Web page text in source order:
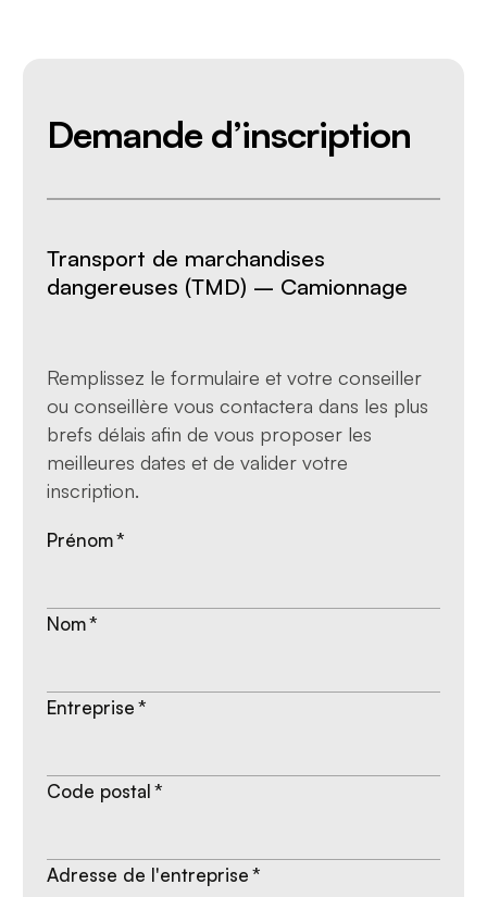
Demande d’inscription
Transport de marchandises
dangereuses (TMD) – Camionnage
Remplissez le formulaire et votre conseiller
ou conseillère vous contactera dans les plus
brefs délais afin de vous proposer les
meilleures dates et de valider votre
inscription.
Prénom*
Nom*
Entreprise *
Code postal *
Adresse de l'entreprise *